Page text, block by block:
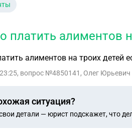
платить алиментов
алиментов на троих детей
, вопрос №4850141, Олег Юрьевич
ситуация?
детали — юрист подскажет, что